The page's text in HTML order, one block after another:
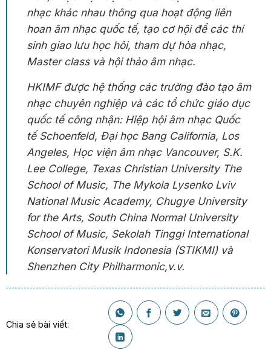
nhạc khác nhau thông qua hoạt động liên
hoan âm nhạc quốc tế, tạo cơ hội để các thí
sinh giao lưu học hỏi, tham dự hòa nhạc,
Master class và hội thảo âm nhạc.
HKIMF được hệ thống các trường đào tạo âm
nhạc chuyên nghiệp và các tổ chức giáo dục
quốc tế công nhận: Hiệp hội âm nhạc Quốc
tế Schoenfeld, Đại học Bang California, Los
Angeles, Học viện âm nhạc Vancouver, S.K.
Lee College, Texas Christian University The
School of Music, The Mykola Lysenko Lviv
National Music Academy, Chugye University
for the Arts, South China Normal University
School of Music, Sekolah Tinggi International
Konservatori Musik Indonesia (STIKMI) và
Shenzhen City Philharmonic,v.v.
Chia sẻ bài viết: